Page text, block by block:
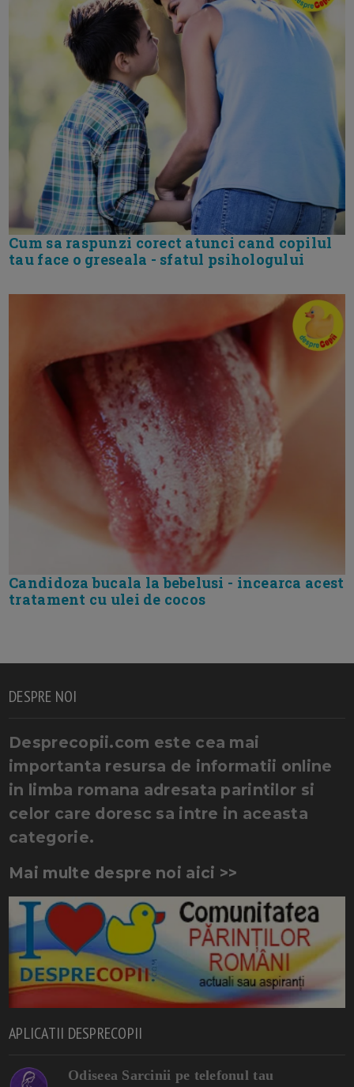
Cum sa raspunzi corect atunci cand copilul
tau face o greseala - sfatul psihologului
Candidoza bucala la bebelusi - incearca acest
tratament cu ulei de cocos
DESPRE NOI
Desprecopii.com este cea mai
importanta resursa de informatii online
in limba romana adresata parintilor si
celor care doresc sa intre in aceasta
categorie.
Mai multe despre noi aici >>
APLICATII DESPRECOPII
Odiseea Sarcinii pe telefonul tau